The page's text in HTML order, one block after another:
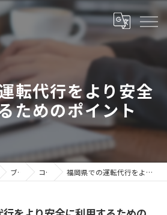
転代行をより安全
ためのポイント
ブログ コラム 福岡県での運転代行をより安全に利用するためのポイント